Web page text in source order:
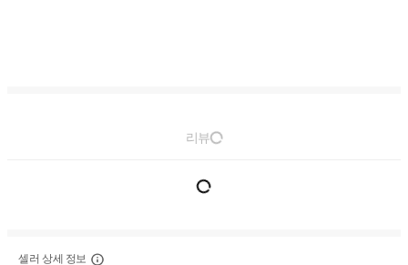
리뷰
셀러 상세 정보